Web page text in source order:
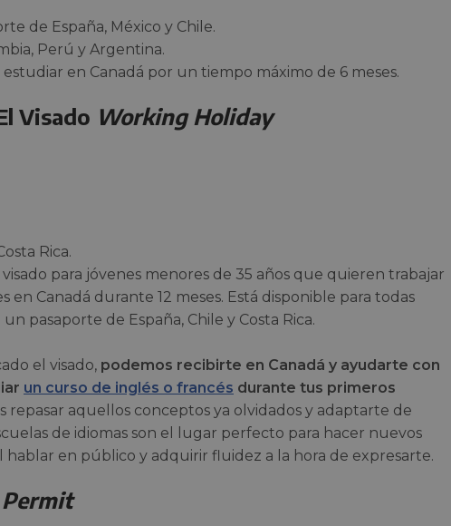
de España, México y Chile.
Perú y Argentina.
en Canadá por un tiempo máximo de 6 meses.
Visado Working Holiday
Rica.
visado para jóvenes menores de 35 años que quieren trabajar
en Canadá durante 12 meses. Está disponible para todas
pasaporte de España, Chile y Costa Rica.
el visado, podemos recibirte en Canadá y ayudarte con
un curso de inglés o francés durante tus primeros
repasar aquellos conceptos ya olvidados y adaptarte de
de idiomas son el lugar perfecto para hacer nuevos
hablar en público y adquirir fluidez a la hora de expresarte.